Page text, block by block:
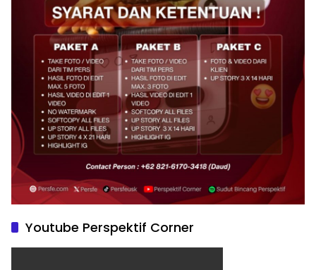
Youtube Perspektif Corner